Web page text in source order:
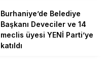
Burhaniye’de Belediye
Başkanı Deveciler ve 14
meclis üyesi YENİ Parti’ye
katıldı